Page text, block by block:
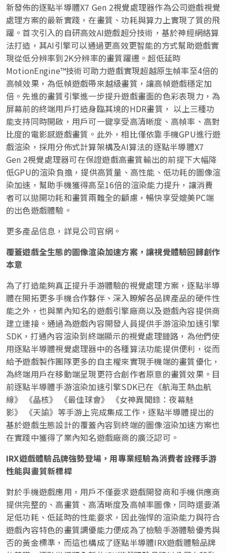
新發佈的逐點半導體X7 Gen 2視覺處理器作為公司遊戲視覺
處理方案的最新實踐，在畫質、功耗與算力上實現了質的飛
躍。首次引入的自研高效AI遊戲超分技術，基於神經網絡算
法打造，其AI引擎可以通過更高效更智能的方式幫助遊戲實
現從低分辨率到2K分辨率的畫質躍遷。超低延時
MotionEngine™技術可助力遊戲實現超越原生幀率至4倍的
高幀效果，為低幀遊戲帶來越級畫質，讓高幀遊戲穩定加
倍。先進的畫質引擎進一步提升遊戲畫面的色彩表現力，為
屏幕前的終端用戶打造身臨其境的HDR畫質， 以上三種功
能支持同時開啟，用戶可一鍵享受高清晰度、高幀率、高對
比度的電影感遊戲畫質。此外，相比僅依靠手機GPU進行遊
戲渲染，採用分佈式計算架構及AI算法的逐點半導體X7
Gen 2視覺處理器可在保證遊戲高畫質輸出的前提下大幅降
低GPU的渲染負擔，提供高質量、高性能、低功耗的圖像渲
染加速，幫助手機獲得高至16倍的渲染能力提升，讓消費
者可以拋開功耗和畫質兩難全的顧慮，暢快享受媲美PC端
的出色遊戲體驗。
更多產品信息，詳見公司官網。
覆蓋遊戲全生態的圖像渲染加速方案，讓視覺體驗回歸創作
本意
為了打造能夠真正提升手游體驗的視覺處理方案，逐點半導
體在開拓更多手機合作夥伴、深入瞭解各品牌產品的硬件性
能之外，也與業內知名的遊戲引擎廠商以及遊戲內容提供商
建立連接。通過為遊戲內容開發人員提供手游渲染加速引擎
SDK，打通內容渲染到終端顯示的視覺處理鏈路，為他們使
用逐點半導體視覺處理器中的各種算法功能提供便利，從而
給予遊戲製作團隊更多的自主權來實現手機端的畫質優化，
為終端用戶在移動端呈現更符合創作者原意的畫質效果。目
前逐點半導體手游渲染加速引擎SDK已在《航海王熱血航
線》 《晶核》 《最佳球會》 《女神異聞錄：夜幕魅
影》 《天諭》等手游上完成集成工作，逐點半導體提出的
基於遊戲生態設計的覆蓋內容到終端的圖像渲染加速方案也
在實踐中獲得了業內知名遊戲廠商的廣泛認可。
IRX遊戲體驗品牌強勢登場，用專業經驗為消費者詮釋手游
性能與畫質新標桿
對於手機遊戲應用，用戶不僅要求遊戲開發商和手機供應商
提供完整的、高畫質、高清晰度及高幀率圖像，同時還要滿
足低功耗、低延時的性能要求，因此強悍的渲染能力與符合
遊戲內容特色的畫質調優能力便成為了檢驗手游體驗優秀與
否的黃金標準，而這也構成了逐點半導體IRX遊戲體驗品牌